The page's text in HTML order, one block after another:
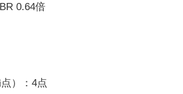
0.64倍
）：4点